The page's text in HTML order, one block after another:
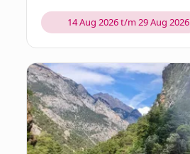
14 Aug 2026 t/m 29 Aug 2026